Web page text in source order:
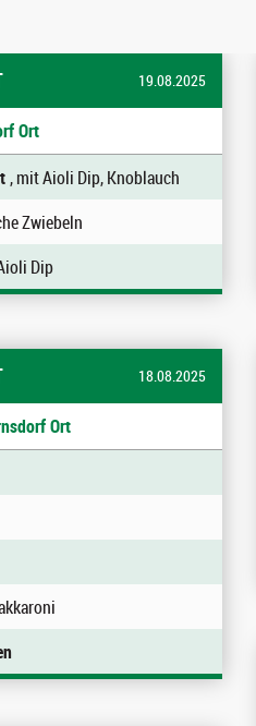
19.08.2025
Ort
, mit Aioli Dip, Knoblauch
Zwiebeln
Dip
18.08.2025
Ort